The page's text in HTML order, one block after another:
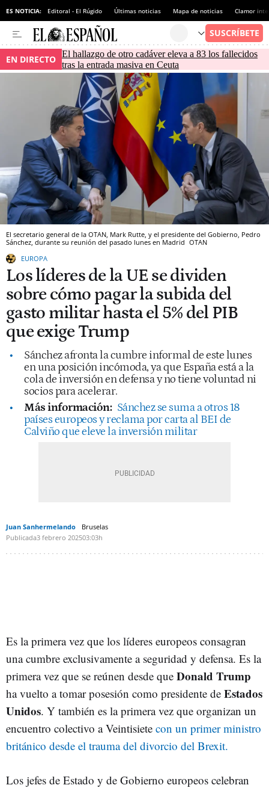
ES NOTICIA: Editoral - El Rúgido Últimas noticias Mapa de noticias Clamor
EN DIRECTO El hallazgo de otro cadáver eleva a 83 los fallecidos
tras la entrada masiva en Ceuta
El secretario general de la OTAN, Mark Rutte, y el presidente del Gobierno, Pedro
Sánchez, durante su reunión del pasado lunes en Madrid OTAN
EUROPA
Los líderes de la UE se dividen
sobre cómo pagar la subida del
gasto militar hasta el 5% del PIB
que exige Trump
Sánchez afronta la cumbre informal de este lunes
en una posición incómoda, ya que España está a la
cola de inversión en defensa y no tiene voluntad ni
socios para acelerar.
Más información: Sánchez se suma a otros 18
países europeos y reclama por carta al BEI de
Calviño que eleve la inversión militar
Juan Sanhermelando
Bruselas
Publicada3 febrero 202503:03h
Es la primera vez que los líderes europeos consagran
una cumbre exclusivamente a seguridad y defensa. Es la
primera vez que se reúnen desde que Donald Trump
ha vuelto a tomar posesión como presidente de Estados
Unidos. Y también es la primera vez que organizan un
encuentro colectivo a Veintisiete con un primer ministro
británico desde el trauma del divorcio del Brexit.
Los jefes de Estado y de Gobierno europeos celebran